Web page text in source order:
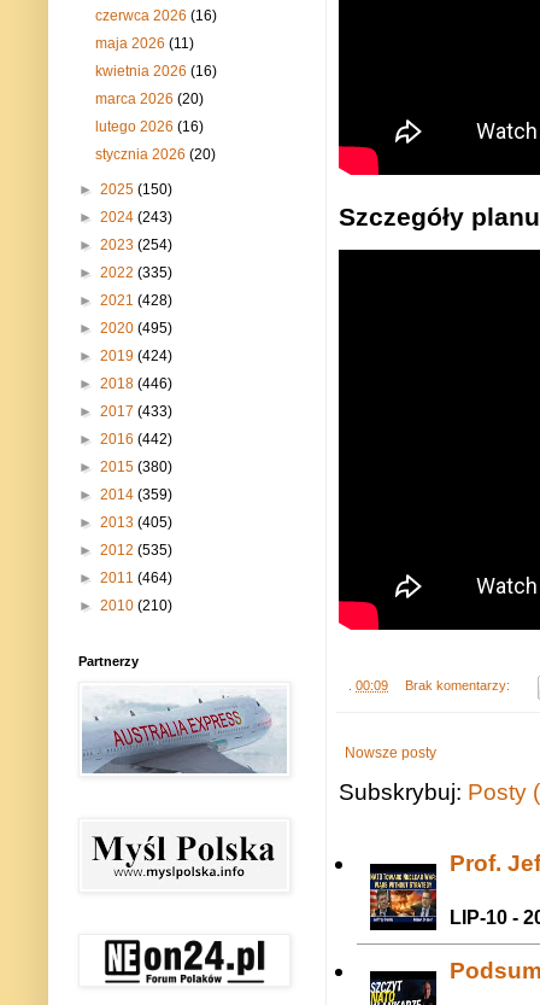
Szczegóły
. 00:09 Brak komentarzy:
Nowsze posty
Subskrybuj: Posty
Prof.
LIP-10 -
czerwca 2026(16)
maja 2026(11)
kwietnia 2026(16)
marca 2026(20)
lutego 2026(16)
stycznia 2026(20)
► 2025 (150)
► 2024 (243)
► 2023 (254)
► 2022 (335)
► 2021 (428)
► 2020 (495)
► 2019 (424)
► 2018 (446)
► 2017 (433)
► 2016 (442)
► 2015 (380)
► 2014 (359)
► 2013 (405)
► 2012 (535)
► 2011 (464)
► 2010 (210)
Partnerzy